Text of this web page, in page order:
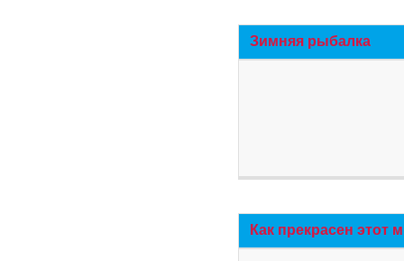
Зимняя рыбалка
Как прекрасен этот